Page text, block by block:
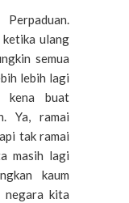
ulang
semua
lebih lagi
kena buat
Ya, ramai
tak ramai
masih lagi
kaum
negara kita